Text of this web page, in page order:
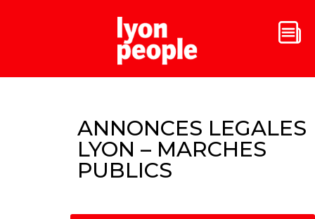
ANNONCES LEGALES
LYON – MARCHES
PUBLICS